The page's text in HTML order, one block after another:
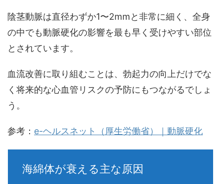
陰茎動脈は直径わずか1〜2mmと非常に細く、全身
の中でも動脈硬化の影響を最も早く受けやすい部位
とされています。
血流改善に取り組むことは、勃起力の向上だけでな
く将来的な心血管リスクの予防にもつながるでしょ
う。
参考： e-ヘルスネット（厚生労働省）｜動脈硬化
海綿体が衰える主な原因